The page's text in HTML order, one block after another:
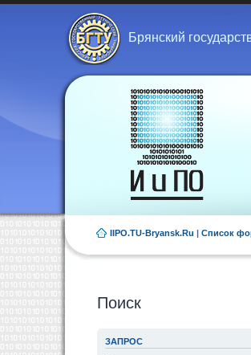
Брянский
IIPO.TU-Bryansk.Ru | Список
Поиск
ЗАПРОС